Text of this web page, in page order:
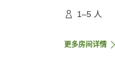
1–5 人
更多房间详情